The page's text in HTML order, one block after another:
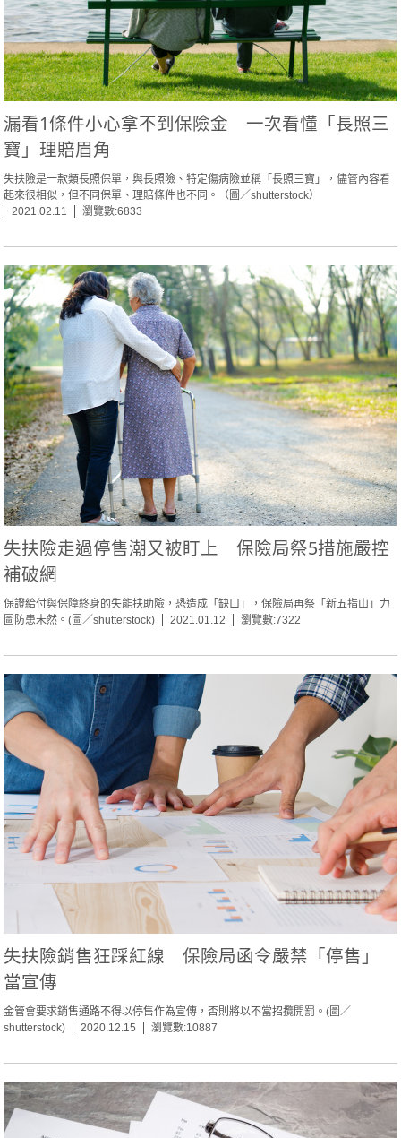
漏看1條件小心拿不到保險金 一次看懂「長照三
寶」理賠眉角
失扶險是一款類長照保單，與長照險、特定傷病險並稱「長照三寶」，儘管內容看
起來很相似，但不同保單、理賠條件也不同。（圖／shutterstock）
2021.02.11
瀏覽數:6833
失扶險走過停售潮又被盯上 保險局祭5措施嚴控
補破網
保證給付與保障終身的失能扶助險，恐造成「缺口」，保險局再祭「新五指山」力
圖防患未然。(圖／shutterstock)
2021.01.12 瀏覽數:7322
失扶險銷售狂踩紅線 保險局函令嚴禁「停售」
當宣傳
金管會要求銷售通路不得以停售作為宣傳，否則將以不當招攬開罰。(圖／
shutterstock)
2020.12.15 瀏覽數:10887